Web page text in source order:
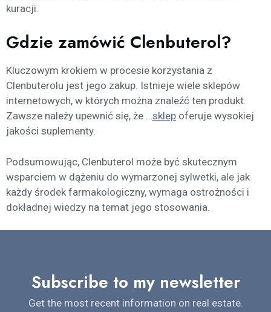
kuracji.
Gdzie zamówić Clenbuterol?
Kluczowym krokiem w procesie korzystania z
Clenbuterolu jest jego zakup. Istnieje wiele sklepów
internetowych, w których można znaleźć ten produkt.
Zawsze należy upewnić się, że …sklep oferuje wysokiej
jakości suplementy.
Podsumowując, Clenbuterol może być skutecznym
wsparciem w dążeniu do wymarzonej sylwetki, ale jak
każdy środek farmakologiczny, wymaga ostrożności i
dokładnej wiedzy na temat jego stosowania.
Subscribe to my newsletter
Get the most recent information on real estate.